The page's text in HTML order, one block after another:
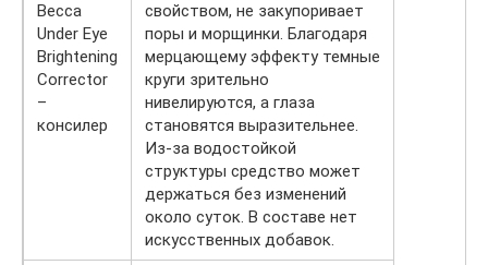
Becca
Under Eye
Brightening
Corrector
–
консилер
свойством, не закупоривает
поры и морщинки. Благодаря
мерцающему эффекту темные
круги зрительно
нивелируются, а глаза
становятся выразительнее.
Из-за водостойкой
структуры средство может
держаться без изменений
около суток. В составе нет
искусственных добавок.